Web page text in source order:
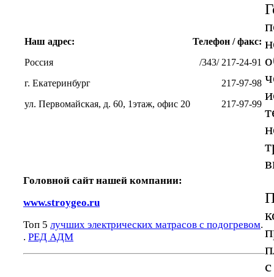
Наш адрес:
Россия
г. Екатеринбург
ул. Первомайская, д. 60, 1этаж, офис 20
Телефон / факс:
/343/ 217-24-91
217-97-98
217-97-99
Головной сайт нашей компании:
www.stroygeo.ru
Топ 5 лучших электрических матрасов с подогревом.
. РЕД АДМ